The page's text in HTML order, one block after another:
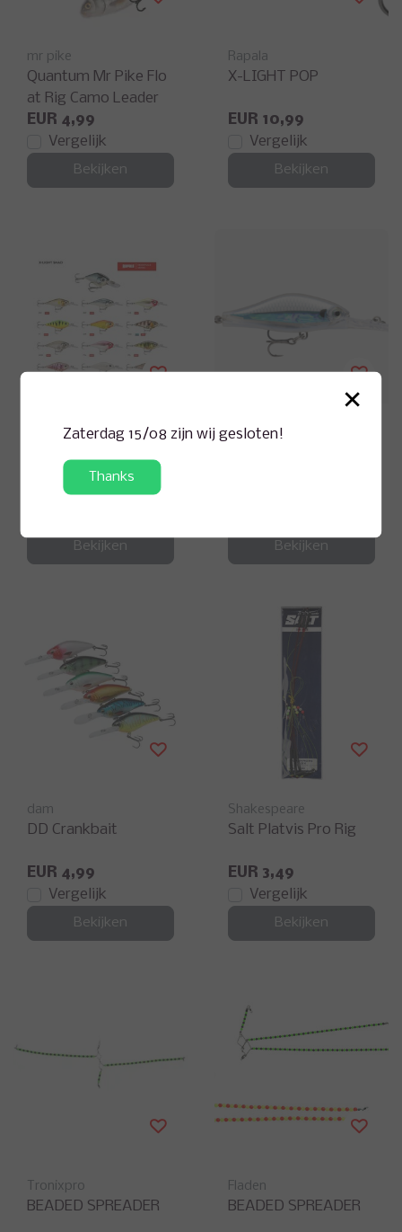
mr pike
Quantum Mr Pike Flo
at Rig Camo Leader
EUR 4,99
Vergelijk
Bekijken
Rapala
X-LIGHT POP
EUR 10,99
Vergelijk
Bekijken
Rapala
T ACTION
EUR 10,99
Bekijken
Rapala
Bekijken
dam
DD Crankbait
EUR 4,99
Vergelijk
Bekijken
Shakespeare
Salt Platvis Pro Rig
EUR 3,49
Vergelijk
Bekijken
Tronixpro
BEADED SPREADER
Fladen
BEADED SPREADER
×
Zaterdag 15/08 zijn wij gesloten!
Thanks